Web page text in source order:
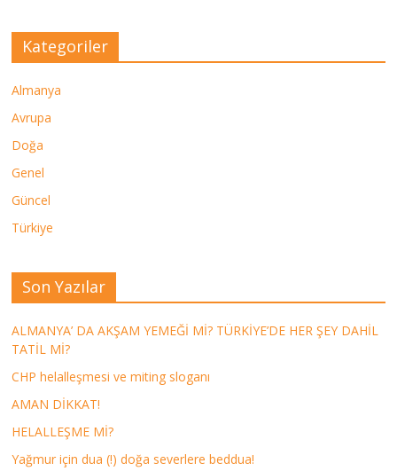
Kategoriler
Almanya
Avrupa
Doğa
Genel
Güncel
Türkiye
Son Yazılar
ALMANYA’ DA AKŞAM YEMEĞİ Mİ? TÜRKİYE’DE HER ŞEY DAHİL
TATİL Mİ?
CHP helalleşmesi ve miting sloganı
AMAN DİKKAT!
HELALLEŞME Mİ?
Yağmur için dua (!) doğa severlere beddua!